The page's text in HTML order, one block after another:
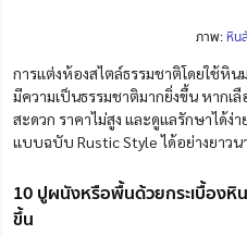
ภาพ: หิน
การแต่งห้องสไตล์ธรรมชาติโดยใช้หิ
มีความเป็นธรรมชาติมากยิ่งขึ้น หากเ
สะดวก ราคาไม่สูง และดูแลรักษาได้ง่
แบบฉบับ Rustic Style ได้อย่างยาวน
10 ปูผนังหรือพื้นด้วยกระเบื้อง
ขึ้น